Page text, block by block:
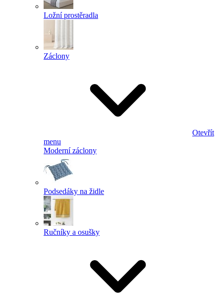
Ložní prostěradla
Záclony
Otevřít
menu
Moderní záclony
Podsedáky na židle
Ručníky a osušky